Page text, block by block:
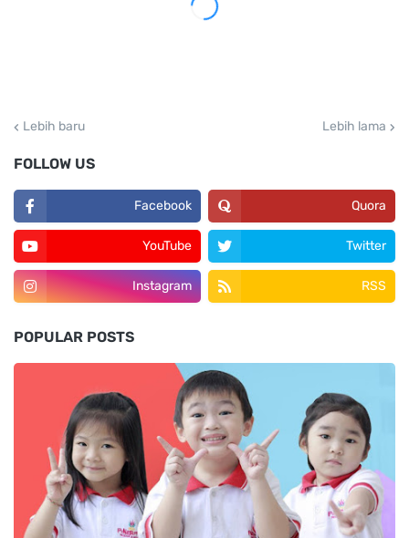
Lebih baru Lebih lama
FOLLOW US
Facebook Quora
YouTube Twitter
Instagram RSS
POPULAR POSTS